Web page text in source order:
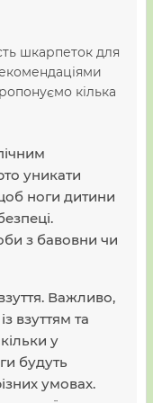
шкарпеток для
кілька
уникати
ноги дитини
з бавовни чи
Важливо,
взуттям та
у
будуть
умовах.